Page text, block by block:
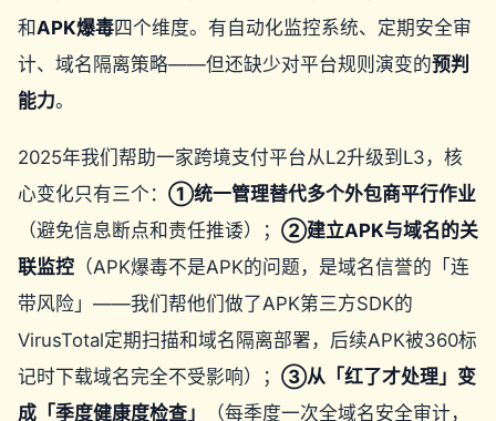
和APK爆毒四个维度。有自动化监控系统、定期安全审
计、域名隔离策略——但还缺少对平台规则演变的预判
能力。
2025年我们帮助一家跨境支付平台从L2升级到L3，核
心变化只有三个： ①统一管理替代多个外包商平行作业
（避免信息断点和责任推诿）； ②建立APK与域名的关
联监控 （APK爆毒不是APK的问题，是域名信誉的「连
带风险」——我们帮他们做了APK第三方SDK的
VirusTotal定期扫描和域名隔离部署，后续APK被360标
记时下载域名完全不受影响）； ③从「红了才处理」变
成「季度健康度检查」
（每季度一次全域名安全审计，